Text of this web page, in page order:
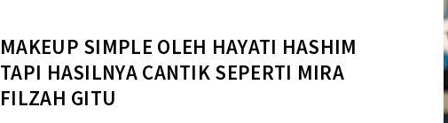
MAKEUP SIMPLE OLEH HAYATI HASHIM
TAPI HASILNYA CANTIK SEPERTI MIRA
FILZAH GITU